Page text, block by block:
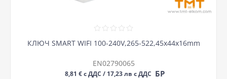
КЛЮЧ SMART WIFI 100-240V,265-522,45x44x16mm
EN02790065
8,81 € с ДДС / 17,23 лв с ДДС БР